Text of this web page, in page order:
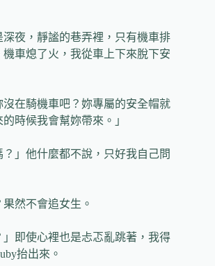
夜，靜謐的巷弄裡，只有機車排
車熄了火，我從車上下來脫下安
在騎機車吧？妳專屬的安全帽就
時候我會幫妳帶來。」
？」他什麼都不說，只好我自己問
然不會追女生。
」即使心裡也是忐忑亂跳著，我得
抬出來。